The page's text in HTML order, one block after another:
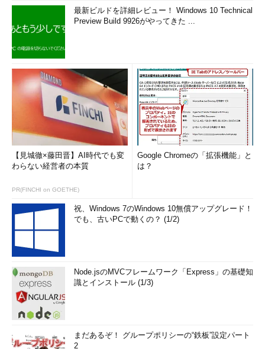
最新ビルドを詳細レビュー！ Windows 10 Technical
Preview Build 9926がやってきた ...
【見城徹×藤田晋】AI時代でも変
わらない経営者の本質
PR(FINCHI on GOETHE)
Google Chromeの「拡張機能」と
は？
祝、Windows 7のWindows 10無償アップグレード！
でも、古いPCで動くの？ (1/2)
Node.jsのMVCフレームワーク「Express」の基礎知
識とインストール (1/3)
まだあるぞ！ グループポリシーの“鉄板”設定パート
2